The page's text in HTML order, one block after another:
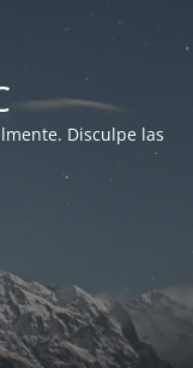
Disculpe las